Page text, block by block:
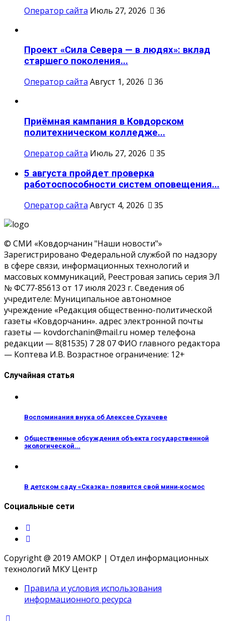
Оператор сайта Июль 27, 2026 36
Проект «Сила Севера — в людях»: вклад
старшего поколения...
Оператор сайта Август 1, 2026 36
Приёмная кампания в Ковдорском
политехническом колледже...
Оператор сайта Июль 27, 2026
35
5 августа пройдет проверка
работоспособности систем оповещения...
Оператор сайта Август 4, 2026 35
© СМИ «Ковдорчанин "Наши новости"»
Зарегистрировано Федеральной службой по надзору
в сфере связи, информационных технологий и
массовых коммуникаций, Реестровая запись серия ЭЛ
№ ФС77-85613 от 17 июля 2023 г. Сведения об
учредителе: Муниципальное автономное
учреждение «Редакция общественно-политической
газеты «Ковдорчанин». адрес электронной почты
газеты — kovdorchanin@mail.ru номер телефона
редакции — 8(81535) 7 28 07 ФИО главного редактора
— Коптева И.В. Возрастное ограничение: 12+
Случайная статья
Bоспоминания внука об Алексее Сухачеве
Общественные обсуждения объекта государственной
экологической...
В детском саду «Сказка» появится свой мини‑космос
Социальные сети
Copyright @ 2019 АМОКР | Отдел информационных
технологий МКУ Центр
Правила и условия использования
информационного ресурса